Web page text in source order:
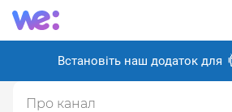
Встановіть наш додаток для
Про канал